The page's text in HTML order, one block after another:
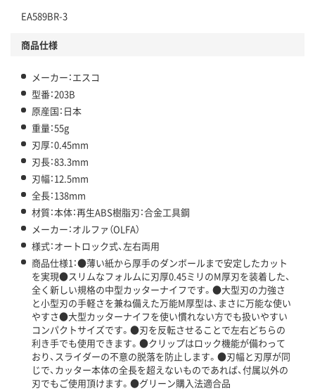
EA589BR-3
商品仕様
メーカー：エスコ
型番：203B
原産国：日本
重量：55g
刃厚：0.45mm
刃長：83.3mm
刃幅：12.5mm
全長：138mm
材質：本体：再生ABS樹脂刃：合金工具鋼
メーカー：オルファ（OLFA）
様式：オートロック式、左右両用
商品仕様1：●薄い紙から厚手のダンボールまで安定したカット
を実現●スリムなフォルムに刃厚0.45ミリのM厚刃を装着した、
全く新しい規格の中型カッターナイフです。●大型刃の力強さ
と小型刃の手軽さを兼ね備えた万能M厚型は、まさに万能な使い
やすさ●大型カッターナイフを使い慣れない方でも扱いやすい
コンパクトサイズです。●刃を反転させることで左右どちらの
利き手でも使用できます。●クリップはロック機能が備わって
おり、スライダーの不意の脱落を防止します。●刃幅と刃厚が同
じで、カッター本体の全長を超えないものであれば、付属以外の
刃でもご使用頂けます。●グリーン購入法適合品